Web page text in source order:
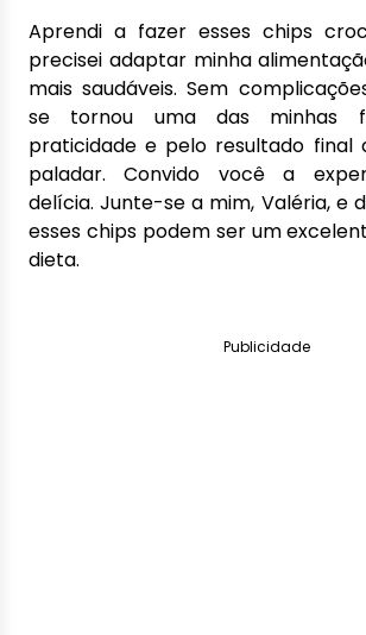
Aprendi a fazer esses chips
precisei adaptar minha
mais saudáveis. Sem
se tornou uma das minhas
praticidade e pelo resultado final
paladar. Convido você a
delícia. Junte-se a mim, Valéria, e
esses chips podem ser um
dieta.
Publicidade